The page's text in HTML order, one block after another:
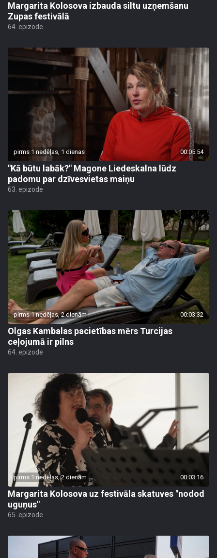
Margarita Kolosova izbauda siltu uzņemšanu
Zupas festivālā
64. epizode
pirms 1 nedēļas, 1 dienas 00:05:54
"Kā būtu labāk?" Magone Liedeskalna lūdz
padomu par dzīvesvietas maiņu
63. epizode
pirms 1 nedēļas, 2 dienām 00:03:32
Olgas Kambalas pacietības mērs Turcijas
ceļojumā ir pilns
64. epizode
pirms 1 nedēļas, 2 dienām 00:03:16
Margarita Kolosova uz festivāla skatuves "nodod
uguņus"
65. epizode